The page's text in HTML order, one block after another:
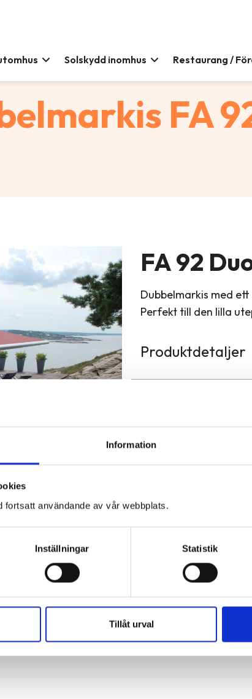
Information
fortsatt användande av vår webbplats.
Inställningar Statistik
Tillåt urval
Solskydd inomhus Restaurang /
FA
FA 92
Dubbelmarkis med ett
Perfekt till den lilla
Produktdetaljer
DUO-markis – Boxmobil – Amoflex,Restaurang /